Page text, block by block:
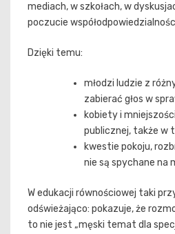
mediach, w szkołach, w
poczucie
Dzięki temu:
młodzi ludzie z
zabierać głos w
kobiety i
publicznej, także w
kwestie pokoju,
nie są spychane na
W edukacji równościowej taki
odświeżająco: pokazuje, że
to nie jest „męski temat dla